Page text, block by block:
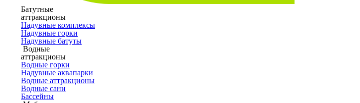
Батутные
аттракционы
Надувные комплексы
Надувные горки
Надувные батуты
Водные
аттракционы
Водные горки
Надувные аквапарки
Водные аттракционы
Водные сани
Бассейны